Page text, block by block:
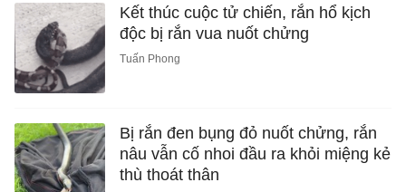
Kết thúc cuộc tử chiến, rắn hổ kịch
độc bị rắn vua nuốt chửng
Tuấn Phong
Bị rắn đen bụng đỏ nuốt chửng, rắn
nâu vẫn cố nhoi đầu ra khỏi miệng kẻ
thù thoát thân